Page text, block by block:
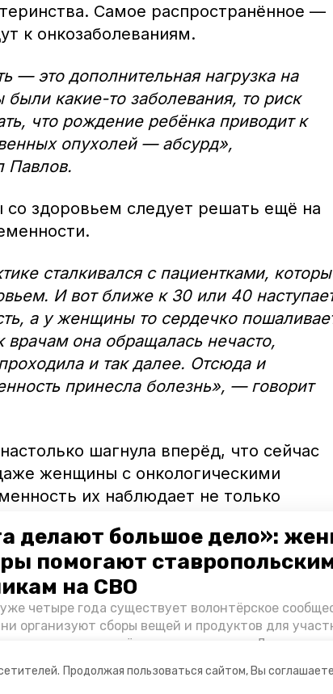
Продолжая пользоваться сайтом, Вы
делают большое дело»:
помогают
на СВО
четыре года существует волонтёрское
организуют сборы вещей и продуктов для
и лично отвозят всё это на передовую. Девушки
Самое распространённое —
к онкозаболеваниям.
— это дополнительная нагрузка на
какие-то заболевания, то риск
что рождение ребёнка приводит к
опухолей — абсурд»,
Павлов.
здоровьем следует решать ещё на
сталкивался с пациентками,
И вот ближе к 30 или 40
а у женщины то сердечко
врачам она обращалась нечасто,
и так далее. Отсюда и
принесла болезнь», — говорит
шагнула вперёд, что сейчас
женщины с онкологическими
их наблюдает не только
вынашивания ребёнка. Без
и плода. Так в прошлом году мамами
ранее диагностировали